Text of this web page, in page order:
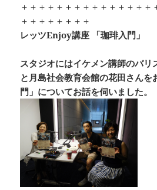
＋＋＋＋＋＋＋＋＋＋＋＋＋＋＋
＋＋＋＋＋＋＋＋
レッツEnjoy講座 「珈琲入門」
スタジオにはイケメン講師のバリ
と月島社会教育会館の花田さんを
門」についてお話を伺いました。